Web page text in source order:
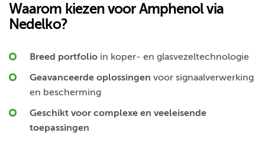
Waarom kiezen voor Amphenol via
Nedelko?
Breed portfolio in koper- en glasvezeltechnologie
Geavanceerde oplossingen voor signaalverwerking
en bescherming
Geschikt voor complexe en veeleisende
toepassingen